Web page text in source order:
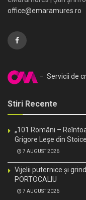
office@emaramures.ro
– Servicii de
Stiri Recente
„101 Români –
Grigore Leșe din
7 AUGUST 2026
Vijelii puternice și
PORTOCALIU
7 AUGUST 2026